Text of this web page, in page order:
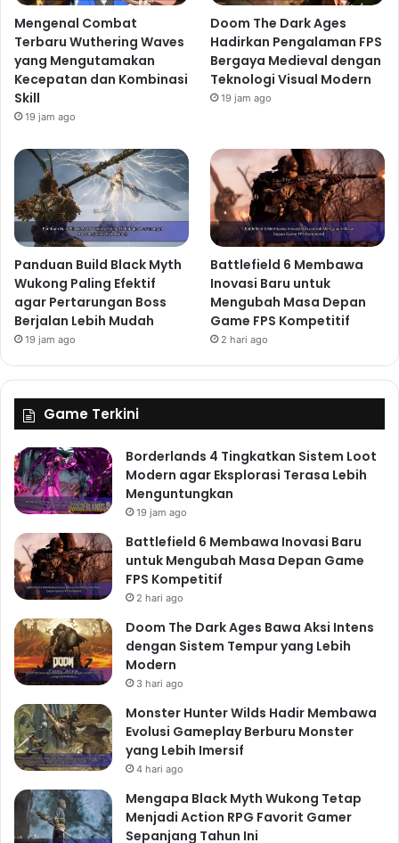
Mengenal Combat
Terbaru Wuthering Waves
yang Mengutamakan
Kecepatan dan Kombinasi
Skill
19 jam ago
Doom The Dark Ages
Hadirkan Pengalaman FPS
Bergaya Medieval dengan
Teknologi Visual Modern
19 jam ago
Panduan Build Black Myth
Wukong Paling Efektif
agar Pertarungan Boss
Berjalan Lebih Mudah
19 jam ago
Battlefield 6 Membawa
Inovasi Baru untuk
Mengubah Masa Depan
Game FPS Kompetitif
2 hari ago
Game Terkini
Borderlands 4 Tingkatkan Sistem Loot
Modern agar Eksplorasi Terasa Lebih
Menguntungkan
19 jam ago
Battlefield 6 Membawa Inovasi Baru
untuk Mengubah Masa Depan Game
FPS Kompetitif
2 hari ago
Doom The Dark Ages Bawa Aksi Intens
dengan Sistem Tempur yang Lebih
Modern
3 hari ago
Monster Hunter Wilds Hadir Membawa
Evolusi Gameplay Berburu Monster
yang Lebih Imersif
4 hari ago
Mengapa Black Myth Wukong Tetap
Menjadi Action RPG Favorit Gamer
Sepanjang Tahun Ini